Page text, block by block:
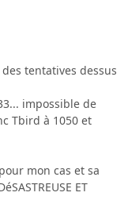
tentatives dessus
impossible de
Tbird à 1050 et
mon cas et sa
ET